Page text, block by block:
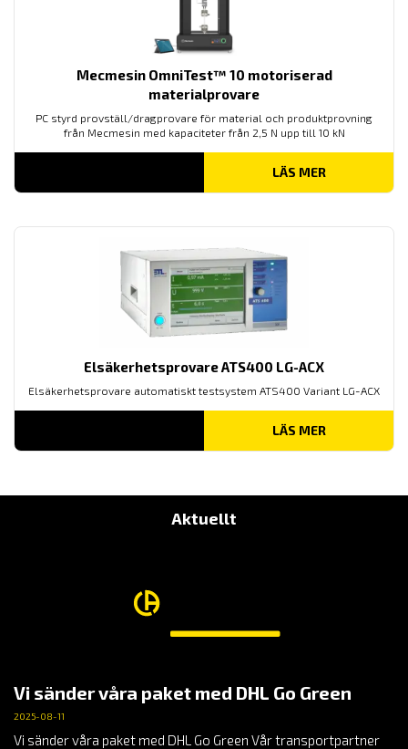
Mecmesin OmniTest™ 10 motoriserad
materialprovare
PC styrd provställ/dragprovare för material och produktprovning
från Mecmesin med kapaciteter från 2,5 N upp till 10 kN
LÄS MER
Elsäkerhetsprovare ATS400 LG-ACX
Elsäkerhetsprovare automatiskt testsystem ATS400 Variant LG-ACX
LÄS MER
Aktuellt
Vi sänder våra paket med DHL Go Green
2025-08-11
Vi sänder våra paket med DHL Go Green Vår transportpartner